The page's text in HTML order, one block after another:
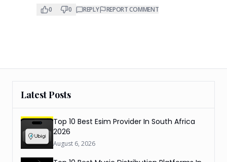
0 0 REPLY REPORT COMMENT
Latest Posts
Top 10 Best Esim Provider In South Africa
2026
August 6, 2026